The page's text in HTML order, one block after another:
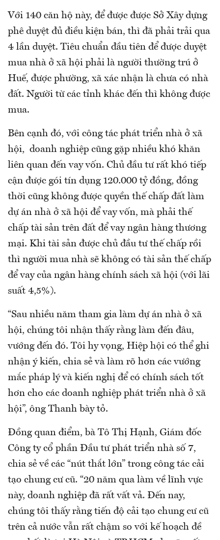
Với 140 căn hộ này, để được được Sở Xây dựng
phê duyệt đủ điều kiện bán, thì đã phải trải qua
4 lần duyệt. Tiêu chuẩn đầu tiên để được duyệt
mua nhà ở xã hội phải là người thường trú ở
Huế, được phường, xã xác nhận là chưa có nhà
đất. Người từ các tỉnh khác đến thì không được
mua.
Bên cạnh đó, với công tác phát triển nhà ở xã
hội, doanh nghiệp cũng gặp nhiều khó khăn
liên quan đến vay vốn. Chủ đầu tư rất khó tiếp
cận được gói tín dụng 120.000 tỷ đồng, đồng
thời cũng không được quyền thế chấp đất làm
dự án nhà ở xã hội để vay vốn, mà phải thế
chấp tài sản trên đất để vay ngân hàng thương
mại. Khi tài sản được chủ đầu tư thế chấp rồi
thì người mua nhà sẽ không có tài sản thế chấp
để vay của ngân hàng chính sách xã hội (với lãi
suất 4,5%).
“Sau nhiều năm tham gia làm dự án nhà ở xã
hội, chúng tôi nhận thấy rằng làm đến đâu,
vướng đến đó. Tôi hy vọng, Hiệp hội có thể ghi
nhận ý kiến, chia sẻ và làm rõ hơn các vướng
mắc pháp lý và kiến nghị để có chính sách tốt
hơn cho các doanh nghiệp phát triển nhà ở xã
hội”, ông Thanh bày tỏ.
Đồng quan điểm, bà Tô Thị Hạnh, Giám đốc
Công ty cổ phần Đầu tư phát triển nhà số 7,
chia sẻ về các “nút thắt lớn” trong công tác cải
tạo chung cư cũ. “20 năm qua làm về lĩnh vực
này, doanh nghiệp đã rất vất vả. Đến nay,
chúng tôi thấy rằng tiến độ cải tạo chung cư cũ
trên cả nước vẫn rất chậm so với kế hoạch đề